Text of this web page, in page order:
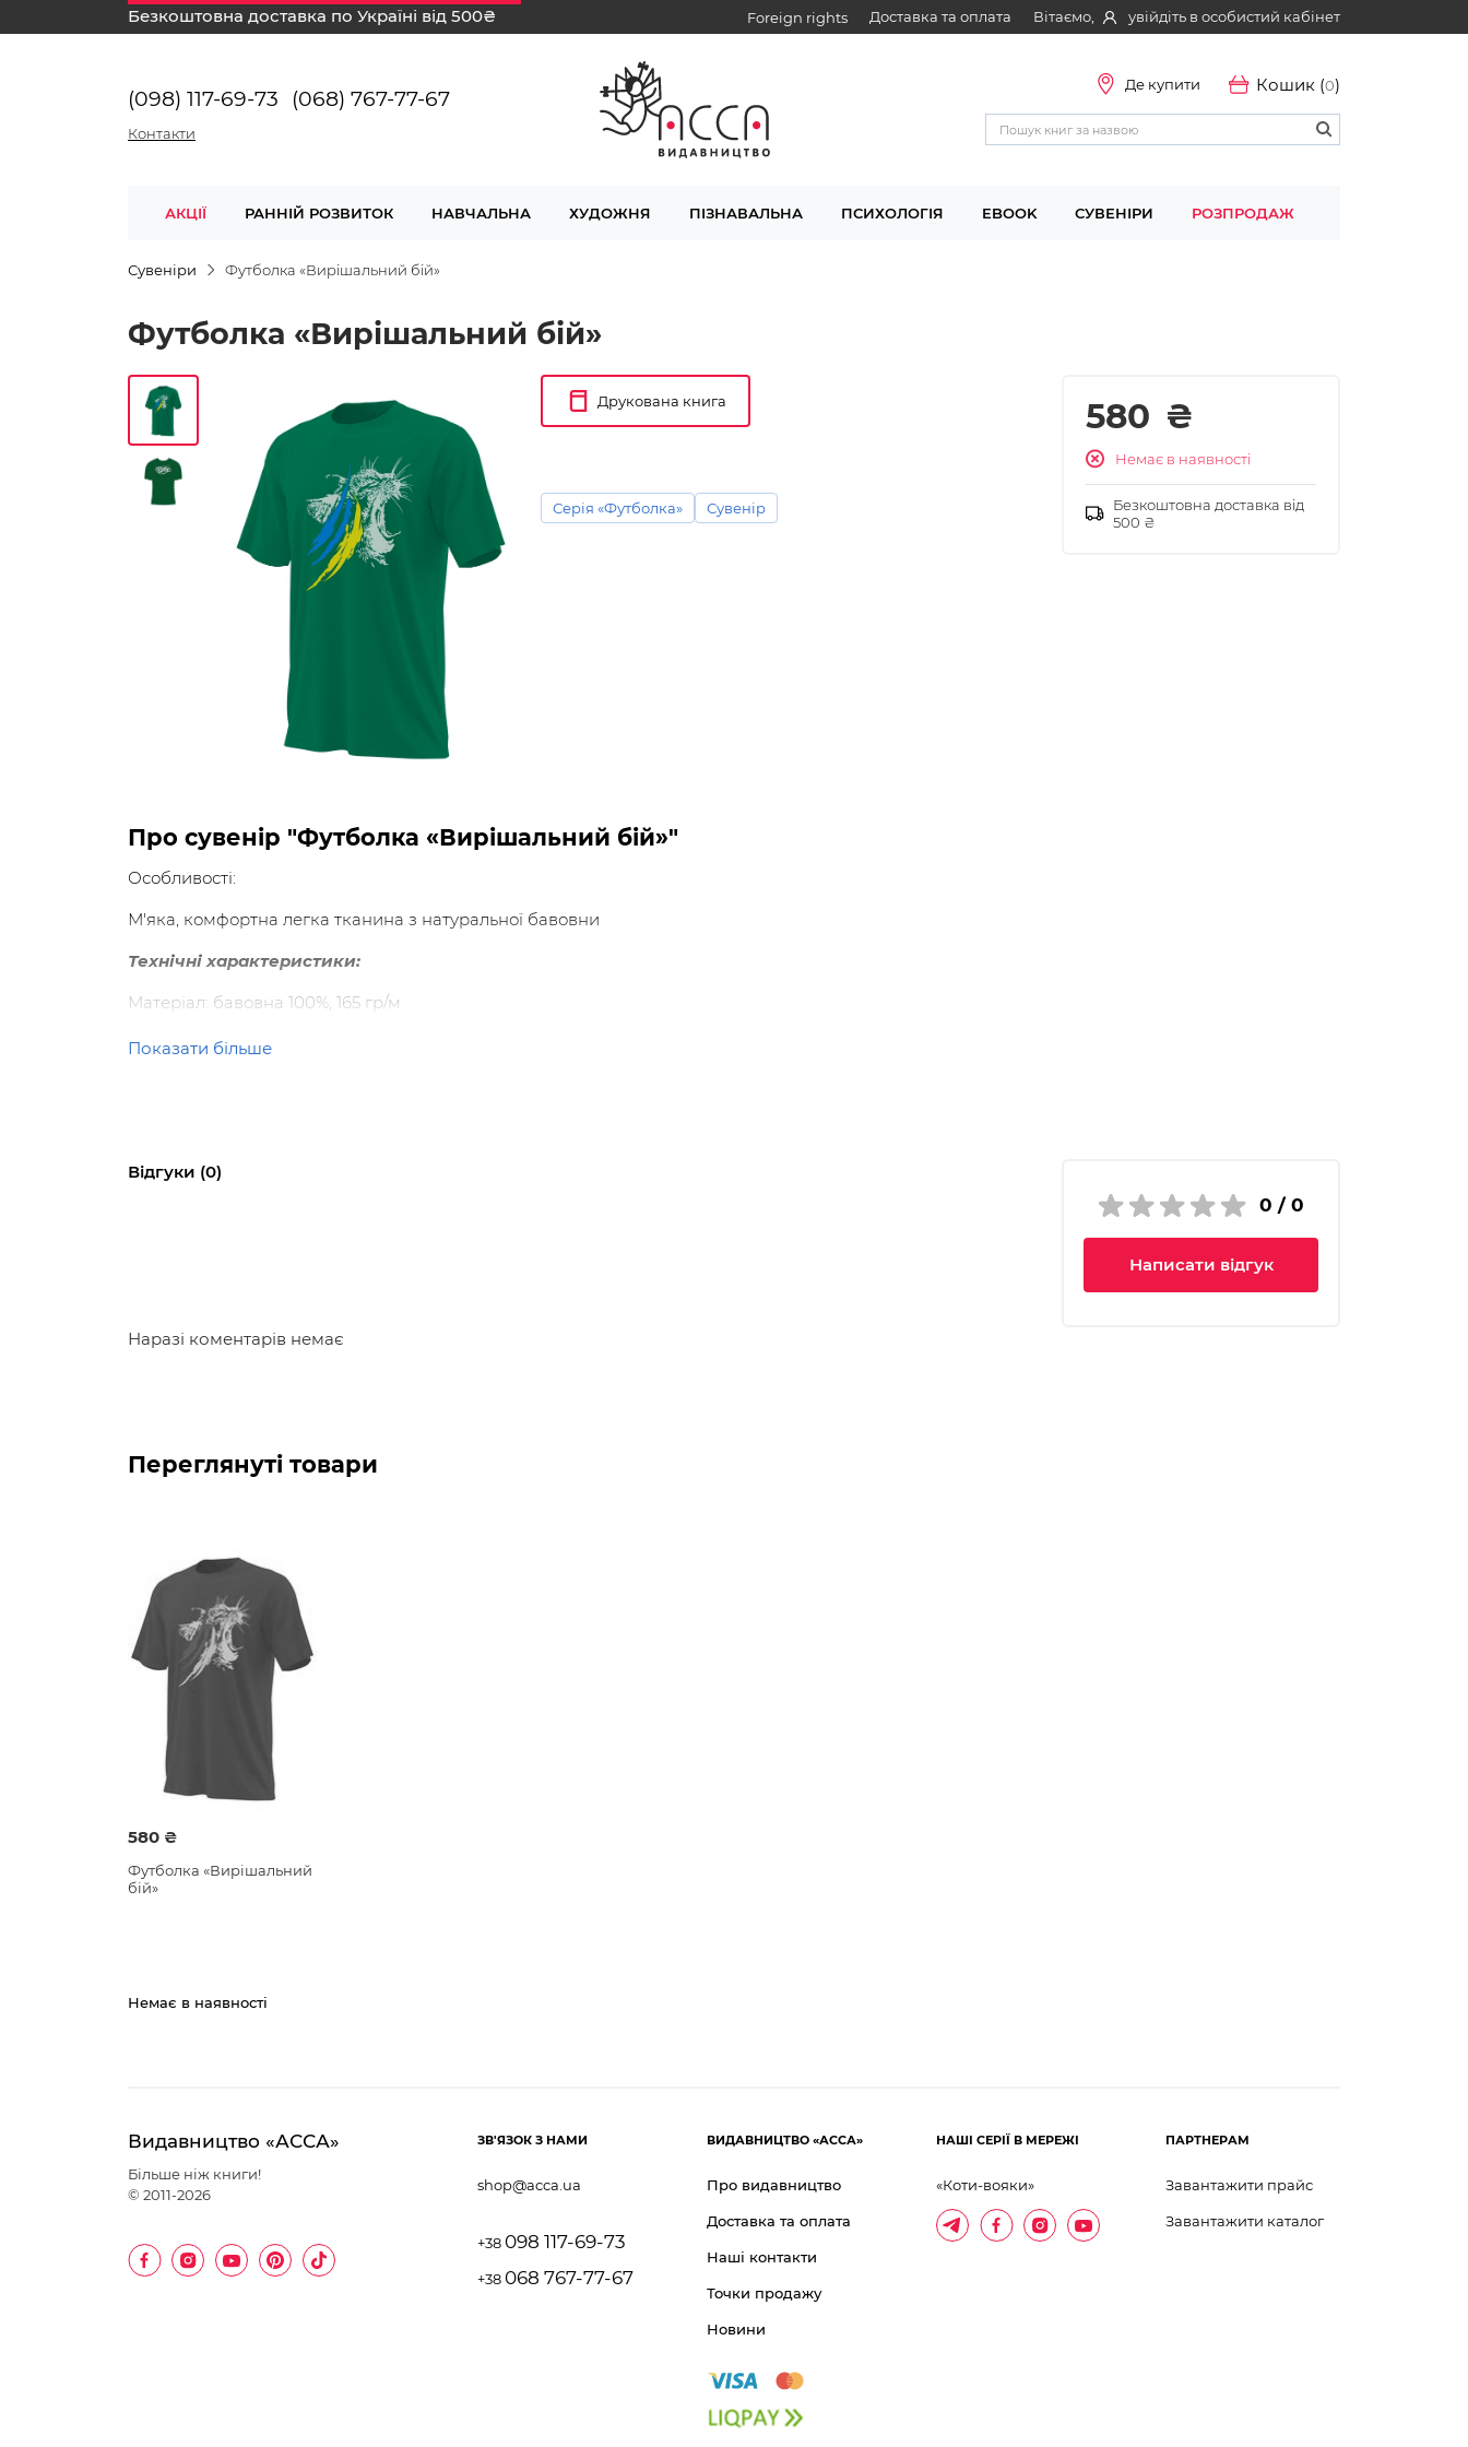
Безкоштовна доставка по Україні від 500₴ Foreign rights Доставка та оплата Вітаємо, увійдіть в особистий кабінет
(098) 117-69-73 (068) 767-77-67
Контакти
Де купити Кошик (0)
АКЦІЇ РАННІЙ РОЗВИТОК НАВЧАЛЬНА ХУДОЖНЯ ПІЗНАВАЛЬНА ПСИХОЛОГІЯ EBOOK СУВЕНІРИ РОЗПРОДАЖ
Сувеніри Футболка «Вирішальний бій»
Футболка «Вирішальний бій»
Друкована книга
Серія «Футболка» Сувенір
580 ₴
Немає в наявності
Безкоштовна доставка від
500 ₴
Про сувенір "Футболка «Вирішальний бій»"
Особливості:
М'яка, комфортна легка тканина з натуральної бавовни
Технічні характеристики:
Матеріал: бавовна 100%, 165 гр/м
Футболка:
Показати більше
Відгуки (0)
0 / 0
Написати відгук
Наразі коментарів немає
Переглянуті товари
580 ₴
Футболка «Вирішальний
бій»
Немає в наявності
Видавництво «АССА»
Більше ніж книги!
© 2011-2026
ЗВ'ЯЗОК З НАМИ
shop@acca.ua
+38 098 117-69-73
+38 068 767-77-67
ВИДАВНИЦТВО «АССА»
Про видавництво
Доставка та оплата
Наші контакти
Точки продажу
Новини
НАШІ СЕРІЇ В МЕРЕЖІ
«Коти-вояки»
ПАРТНЕРАМ
Завантажити прайс
Завантажити каталог